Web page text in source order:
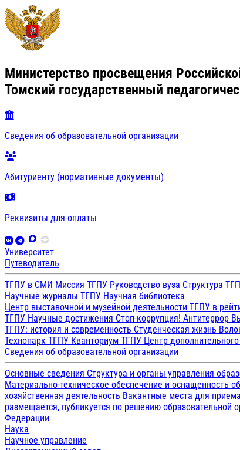
Министерство просвещения
Томский государственный
Сведения об образовательной организации
Абитуриенту (нормативные документы)
Реквизиты для оплаты
Университет
Путеводитель
ТГПУ в СМИ Миссия ТГПУ Руководство вуза Структура
Научные журналы ТГПУ Научная библиотека
Центр выставочной и музейной деятельности ТГПУ в
ТГПУ Научные достижения Стоп-коррупция! Антитеррор
ТГПУ: история и современность Студенческая жизнь
Технопарк ТГПУ Кванториум ТГПУ Центр
Сведения об образовательной организации
Основные сведения Структура и органы управления
Материально-техническое обеспечение и оснащенность
хозяйственная деятельность Вакантные места для
размещается, публикуется по решению образовательной
Федерации
Наука
Научное управление